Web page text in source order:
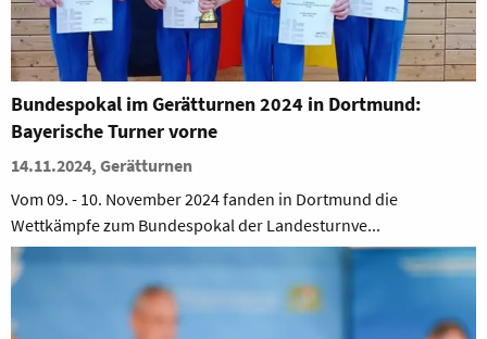
Bundespokal im Gerätturnen 2024 in Dortmund:
Bayerische Turner vorne
14.11.2024, Gerätturnen
Vom 09. - 10. November 2024 fanden in Dortmund die
Wettkämpfe zum Bundespokal der Landesturnve...